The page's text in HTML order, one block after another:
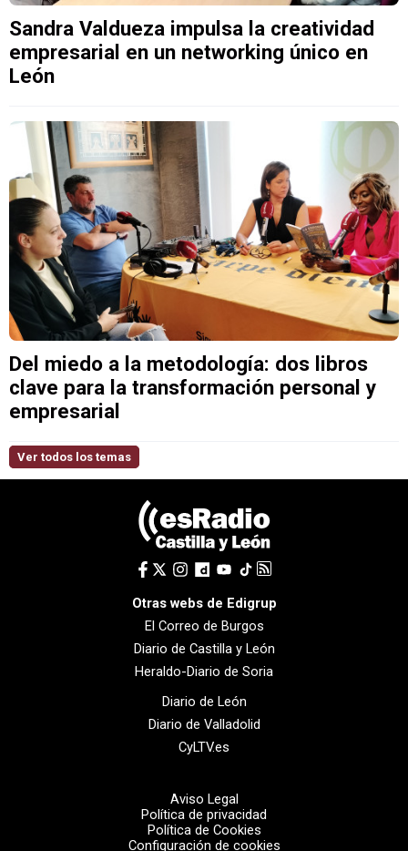
Sandra Valdueza impulsa la creatividad
empresarial en un networking único en
León
Del miedo a la metodología: dos libros
clave para la transformación personal y
empresarial
Ver todos los temas
Otras webs de Edigrup
El Correo de Burgos
Diario de Castilla y León
Heraldo-Diario de Soria
Diario de León
Diario de Valladolid
CyLTV.es
Aviso Legal
Política de privacidad
Política de Cookies
Configuración de cookies